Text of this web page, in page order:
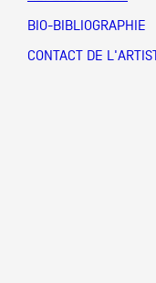
BIO-BIBLIOGRAPHIE
CONTACT DE